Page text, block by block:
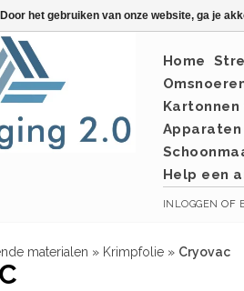
Home
Help een
INLOGGEN OF
materialen » Krimpfolie » Cryovac
Door het gebruiken van onze website, ga je